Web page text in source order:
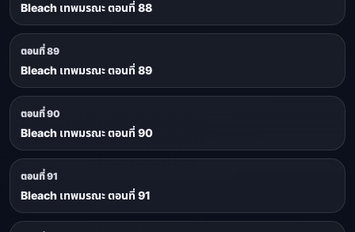
Bleach เทพมรณะ ตอนที่ 88
ตอนที่ 89
Bleach เทพมรณะ ตอนที่ 89
ตอนที่ 90
Bleach เทพมรณะ ตอนที่ 90
ตอนที่ 91
Bleach เทพมรณะ ตอนที่ 91